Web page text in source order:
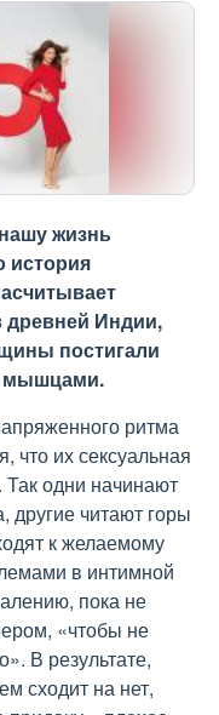
жизнь
история
древней Индии,
постигали
мышцами.
ритма
их сексуальная
Так одни начинают
другие читают горы
к желаемому
в интимной
пока не
«чтобы не
В результате,
сходит на нет,